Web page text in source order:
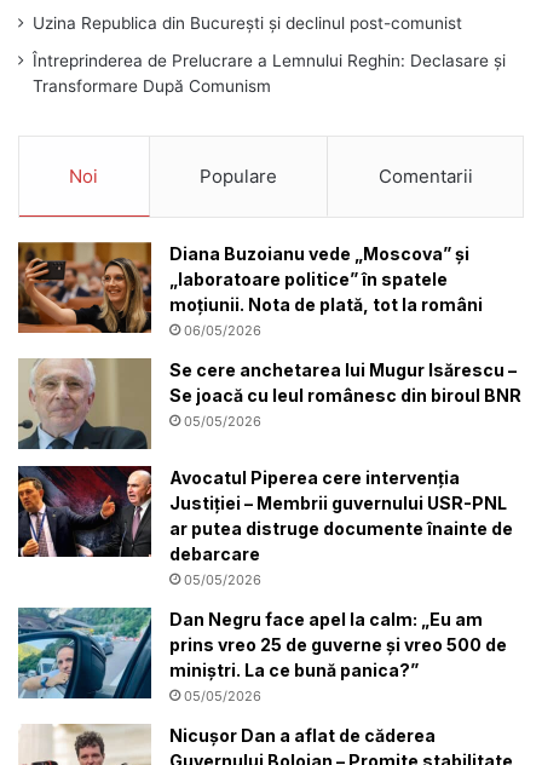
Uzina Republica din București și declinul post-comunist
Întreprinderea de Prelucrare a Lemnului Reghin: Declasare și
Transformare După Comunism
Noi Populare Comentarii
Diana Buzoianu vede „Moscova” și
„laboratoare politice” în spatele
moțiunii. Nota de plată, tot la români
06/05/2026
Se cere anchetarea lui Mugur Isărescu –
Se joacă cu leul românesc din biroul BNR
05/05/2026
Avocatul Piperea cere intervenția
Justiției – Membrii guvernului USR-PNL
ar putea distruge documente înainte de
debarcare
05/05/2026
Dan Negru face apel la calm: „Eu am
prins vreo 25 de guverne și vreo 500 de
miniștri. La ce bună panica?”
05/05/2026
Nicușor Dan a aflat de căderea